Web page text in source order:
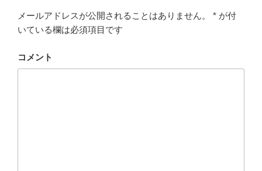
メールアドレスが公開されることはありません。 * が付
いている欄は必須項目です
コメント